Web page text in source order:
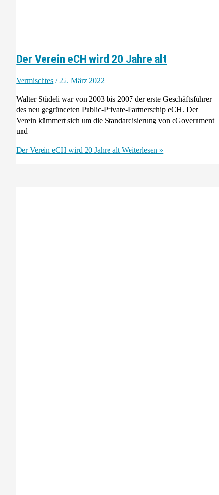
Der Verein eCH wird 20 Jahre alt
Vermischtes /22. März 2022
Walter Stüdeli war von 2003 bis 2007 der erste Geschäftsführer
des neu gegründeten Public-Private-Partnerschip eCH. Der
Verein kümmert sich um die Standardisierung von eGovernment
und
Der Verein eCH wird 20 Jahre alt Weiterlesen »